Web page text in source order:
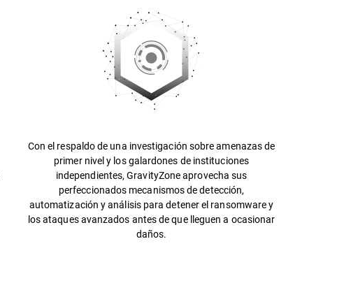
Con el respaldo de una investigación sobre amenazas de
primer nivel y los galardones de instituciones
independientes, GravityZone aprovecha sus
perfeccionados mecanismos de detección,
automatización y análisis para detener el ransomware y
los ataques avanzados antes de que lleguen a ocasionar
daños.